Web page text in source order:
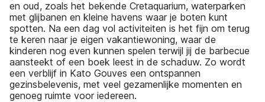
en oud, zoals het bekende Cretaquarium, waterparken
met glijbanen en kleine havens waar je boten kunt
spotten. Na een dag vol activiteiten is het fijn om terug
te keren naar je eigen vakantiewoning, waar de
kinderen nog even kunnen spelen terwijl jij de barbecue
aansteekt of een boek leest in de schaduw. Zo wordt
een verblijf in Kato Gouves een ontspannen
gezinsbelevenis, met veel gezamenlijke momenten en
genoeg ruimte voor iedereen.